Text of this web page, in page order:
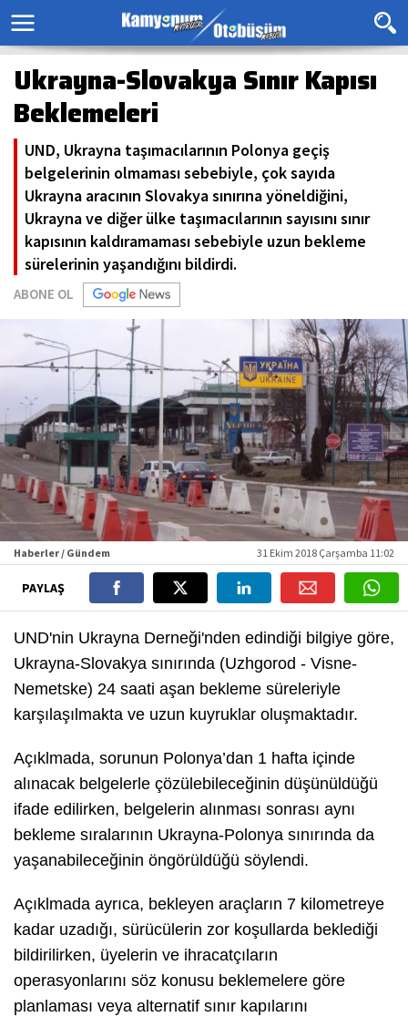
Ukrayna-Slovakya Sınır Kapısı
Beklemeleri
UND, Ukrayna taşımacılarının Polonya geçiş
belgelerinin olmaması sebebiyle, çok sayıda
Ukrayna aracının Slovakya sınırına yöneldiğini,
Ukrayna ve diğer ülke taşımacılarının sayısını sınır
kapısının kaldıramaması sebebiyle uzun bekleme
sürelerinin yaşandığını bildirdi.
ABONE OL
Haberler / Gündem 31 Ekim 2018 Çarşamba 11:02
PAYLAŞ
UND'nin Ukrayna Derneği'nden edindiği bilgiye göre,
Ukrayna-Slovakya sınırında (Uzhgorod - Visne-
Nemetske) 24 saati aşan bekleme süreleriyle
karşılaşılmakta ve uzun kuyruklar oluşmaktadır.
Açıklmada, sorunun Polonya’dan 1 hafta içinde
alınacak belgelerle çözülebileceğinin düşünüldüğü
ifade edilirken, belgelerin alınması sonrası aynı
bekleme sıralarının Ukrayna-Polonya sınırında da
yaşanabileceğinin öngörüldüğü söylendi.
Açıklmada ayrıca, bekleyen araçların 7 kilometreye
kadar uzadığı, sürücülerin zor koşullarda beklediği
bildirilirken, üyelerin ve ihracatçıların
operasyonlarını söz konusu beklemelere göre
planlaması veya alternatif sınır kapılarını